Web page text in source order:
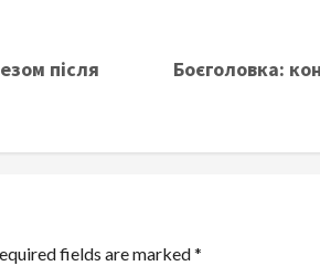
після
Боєголовка:
fields are marked*